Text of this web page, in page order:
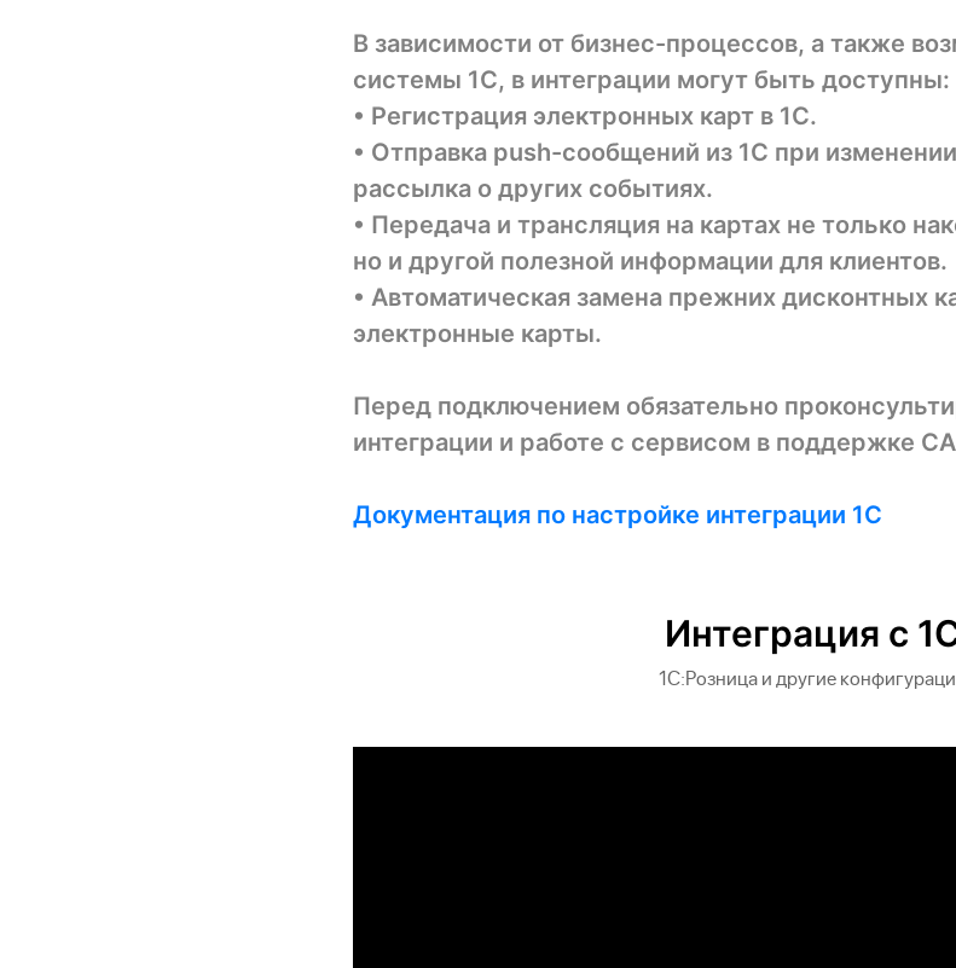
В зависимости от бизнес-процессов, а также
системы 1С, в интеграции могут быть доступны:
• Регистрация электронных карт в 1С.
• Отправка push-сообщений из 1С при
рассылка о других событиях.
• Передача и трансляция на картах не только
но и другой полезной информации для клиентов.
• Автоматическая замена прежних дисконтных
электронные карты.
Перед подключением обязательно
интеграции и работе с сервисом в поддержке
Документация по настройке интеграции 1С
Интеграция с
1С:Розница и другие